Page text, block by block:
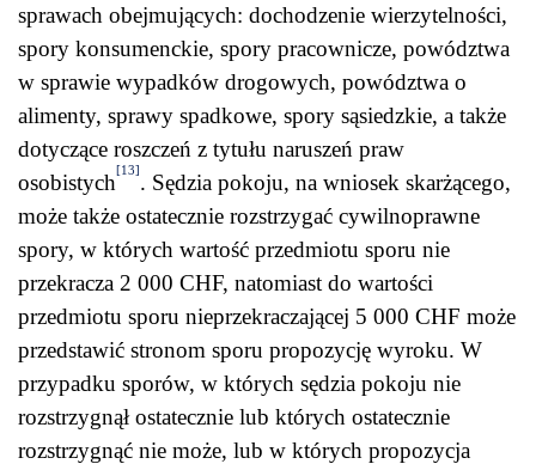
sprawach obejmujących: dochodzenie wierzytelności,
spory konsumenckie, spory pracownicze, powództwa
w sprawie wypadków drogowych, powództwa o
alimenty, sprawy spadkowe, spory sąsiedzkie, a także
dotyczące roszczeń z tytułu naruszeń praw
osobistych[13]. Sędzia pokoju, na wniosek skarżącego,
może także ostatecznie rozstrzygać cywilnoprawne
spory, w których wartość przedmiotu sporu nie
przekracza 2 000 CHF, natomiast do wartości
przedmiotu sporu nieprzekraczającej 5 000 CHF może
przedstawić stronom sporu propozycję wyroku. W
przypadku sporów, w których sędzia pokoju nie
rozstrzygnął ostatecznie lub których ostatecznie
rozstrzygnąć nie może, lub w których propozycja